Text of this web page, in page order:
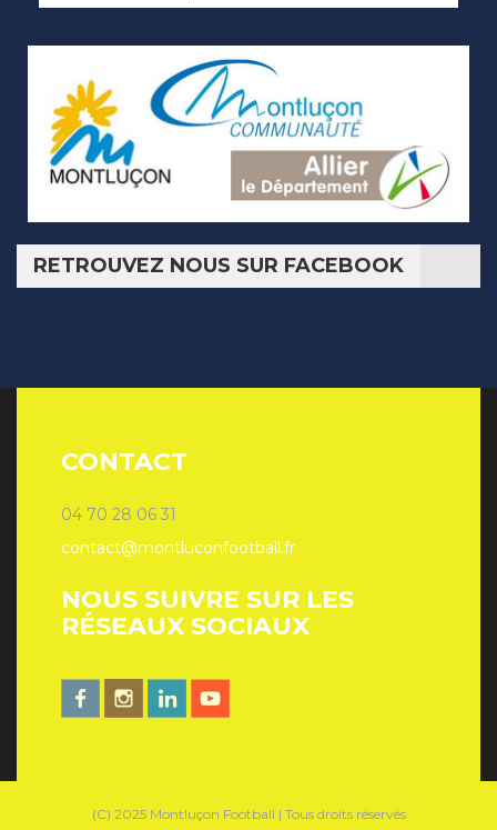
RETROUVEZ NOUS SUR FACEBOOK
CONTACT
04 70 28 06 31
contact@montluconfootball.fr
NOUS SUIVRE SUR LES
RÉSEAUX SOCIAUX
(C) 2025 Montluçon Football | Tous droits réservés